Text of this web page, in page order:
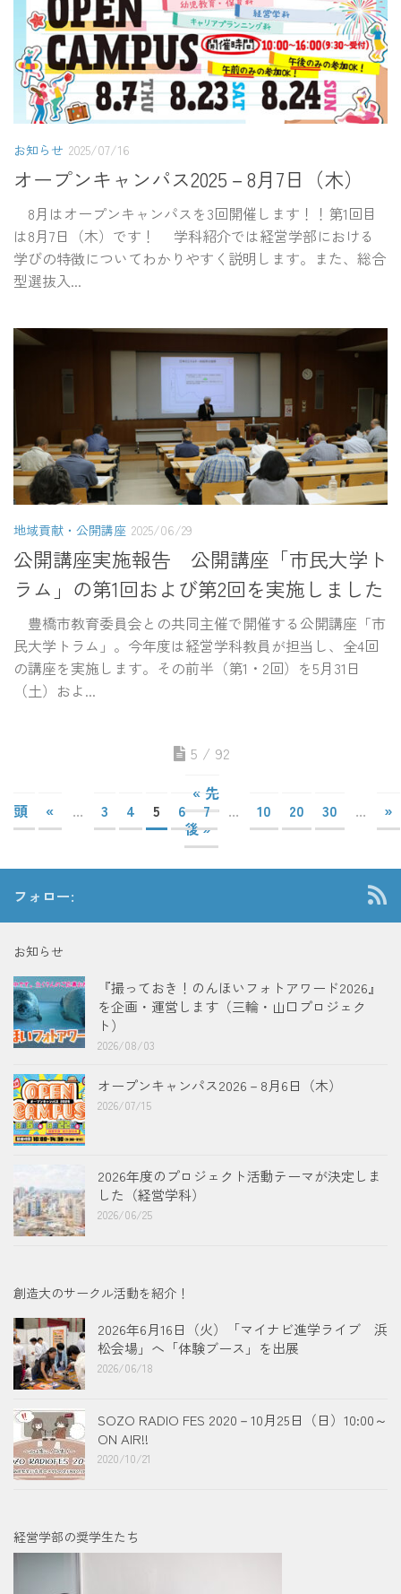
お知らせ 2025/07/16
オープンキャンパス2025－8月7日（木）
8月はオープンキャンパスを3回開催します！！第1回目
は8月7日（木）です！ 学科紹介では経営学部における
学びの特徴についてわかりやすく説明します。また、総合
型選抜入...
地域貢献・公開講座 2025/06/29
公開講座実施報告 公開講座「市民大学ト
ラム」の第1回および第2回を実施しました
豊橋市教育委員会との共同主催で開催する公開講座「市
民大学トラム」。今年度は経営学科教員が担当し、全4回
の講座を実施します。その前半（第1・2回）を5月31日
（土）およ...
5 / 92
« 先
頭
« ... 3 4 5 6 7 ... 10 20 30 ...
»
後 »
フォロー:
お知らせ
『撮っておき！のんほいフォトアワード2026』
を企画・運営します（三輪・山口プロジェク
ト）
2026/08/03
オープンキャンパス2026－8月6日（木）
2026/07/15
2026年度のプロジェクト活動テーマが決定しま
した（経営学科）
2026/06/25
創造大のサークル活動を紹介！
2026年6月16日（火）「マイナビ進学ライブ 浜
松会場」へ「体験ブース」を出展
2026/06/18
SOZO RADIO FES 2020－10月25日（日）10:00～
ON AIR!!
2020/10/21
経営学部の奨学生たち